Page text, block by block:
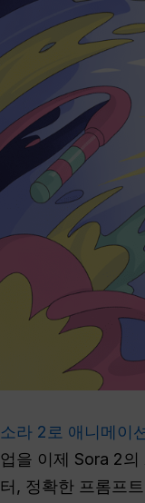
소라 2로 애니메이
업을 이제 Sora 2
터, 정확한 프롬프